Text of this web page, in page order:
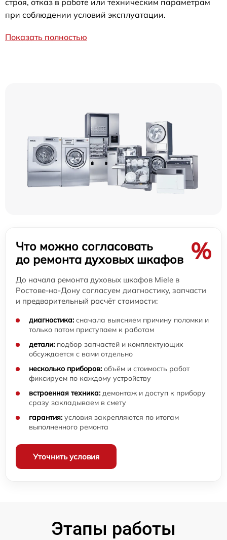
строя, отказ в работе или техническим параметрам
при соблюдении условий эксплуатации.
Показать полностью
Что можно согласовать
до ремонта духовых шкафов %
До начала ремонта духовых шкафов Miele в
Ростове-на-Дону согласуем диагностику, запчасти
и предварительный расчёт стоимости:
диагностика: сначала выясняем причину поломки и
только потом приступаем к работам
детали: подбор запчастей и комплектующих
обсуждается с вами отдельно
несколько приборов: объём и стоимость работ
фиксируем по каждому устройству
встроенная техника: демонтаж и доступ к прибору
сразу закладываем в смету
гарантия: условия закрепляются по итогам
выполненного ремонта
Уточнить условия
Этапы работы